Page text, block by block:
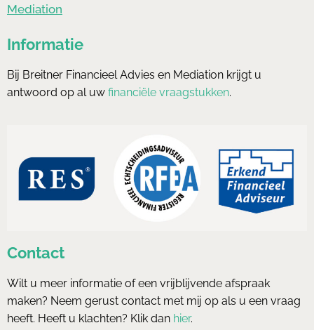
Mediation
Informatie
Bij Breitner Financieel Advies en Mediation krijgt u
antwoord op al uw financiële vraagstukken.
Contact
Wilt u meer informatie of een vrijblijvende afspraak
maken? Neem gerust contact met mij op als u een vraag
heeft. Heeft u klachten? Klik dan hier.